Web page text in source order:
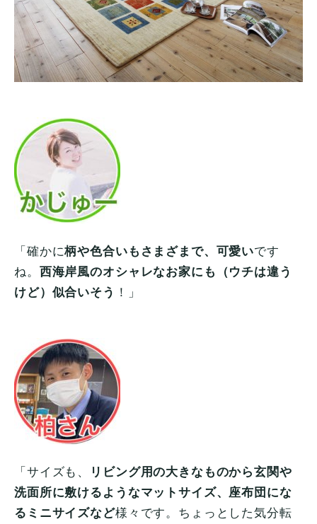
「確かに柄や色合いもさまざまで、可愛いです
ね。 西海岸風のオシャレなお家にも（ウチは違う
けど）似合いそう ！」
「サイズも、
リビング用の大きなものから玄関や
洗面所に敷けるようなマットサイズ、座布団にな
るミニサイズなど様々です。ちょっとした気分転